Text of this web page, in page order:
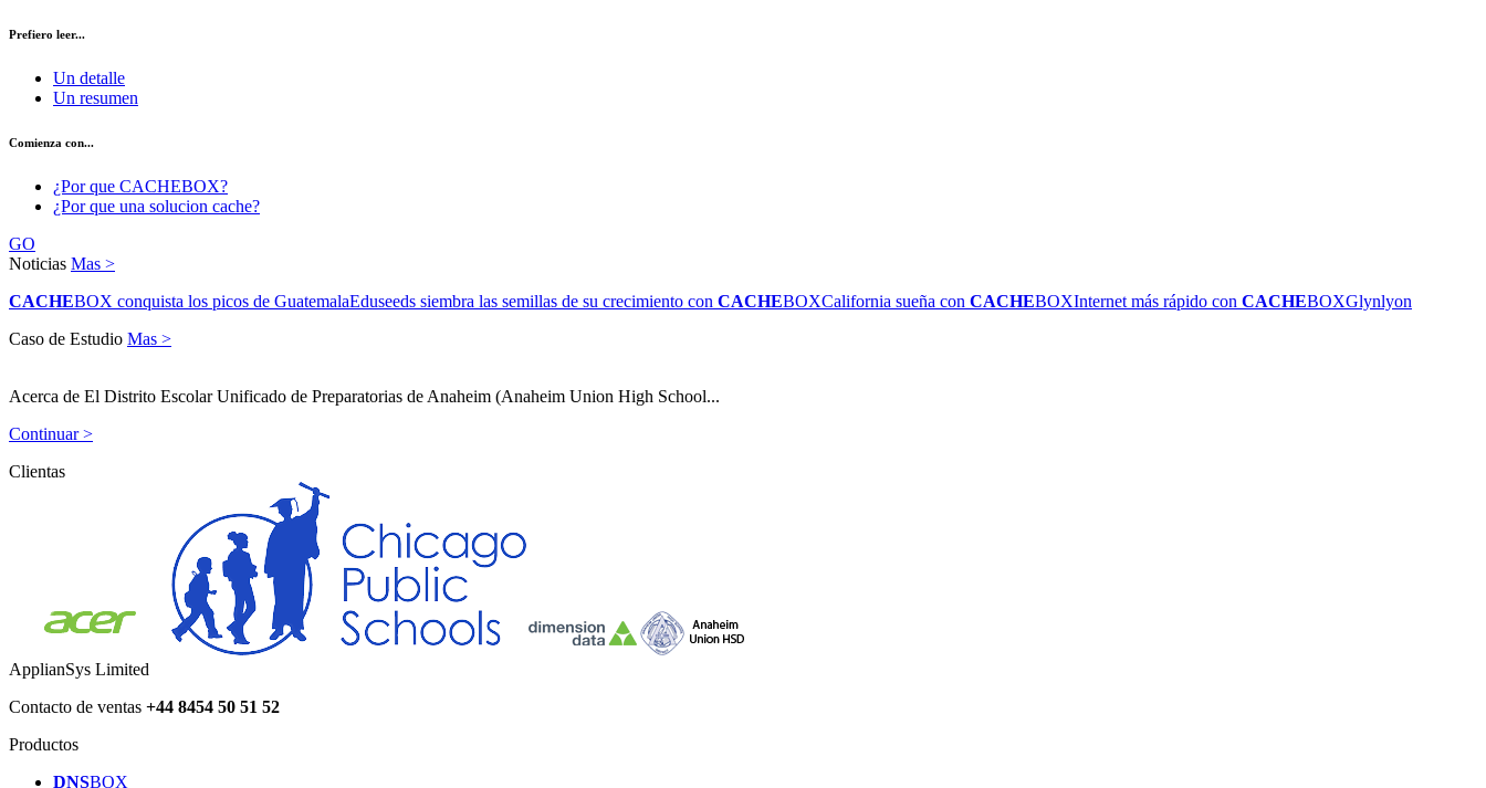
Prefiero leer...
Un detalle
Un resumen
Comienza con...
¿Por que CACHEBOX?
¿Por que una solucion cache?
GO
Noticias Mas >
CACHEBOX conquista los picos de GuatemalaEduseeds siembra las semillas de su crecimiento con CACHEBOXCalifornia sueña con CACHEBOXInternet más rápido con CACHEBOXGlynlyon
Caso de Estudio Mas >
Acerca de El Distrito Escolar Unificado de Preparatorias de Anaheim (Anaheim Union High School...
Continuar >
Clientas
ApplianSys Limited
Contacto de ventas +44 8454 50 51 52
Productos
DNSBOX